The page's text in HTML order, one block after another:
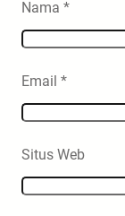
Nama *
Email *
Situs Web